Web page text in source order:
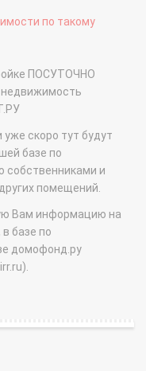
по такому
ПОСУТОЧНО
скоро тут будут
базе по
собственниками и
помещений.
Вам информацию на
базе по
домофонд.ру